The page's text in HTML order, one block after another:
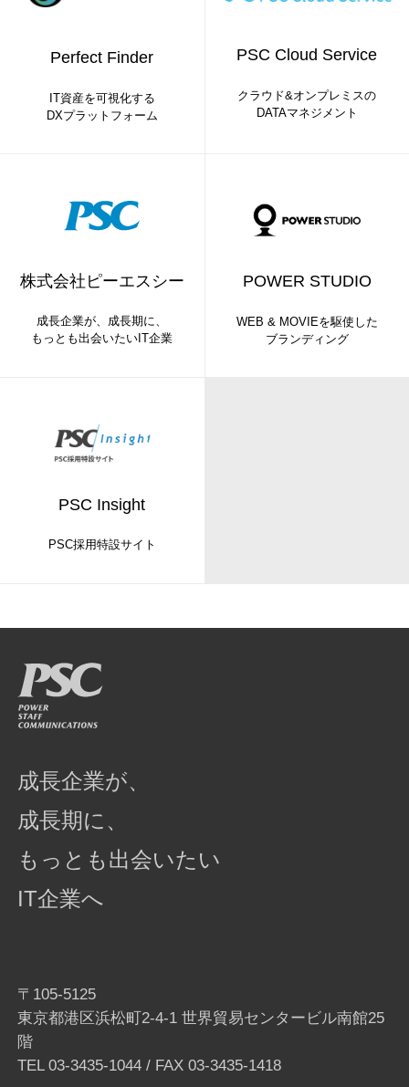
Perfect Finder
IT資産を可視化する
DXプラットフォーム
PSC Cloud Service
クラウド&オンプレミスの
DATAマネジメント
株式会社ピーエスシー
成長企業が、成長期に、
もっとも出会いたいIT企業
POWER STUDIO
WEB & MOVIEを駆使した
ブランディング
PSC Insight
PSC採用特設サイト
成長企業が、
成長期に、
もっとも出会いたい
IT企業へ
〒105-5125
東京都港区浜松町2-4-1 世界貿易センタービル南館25
階
TEL03-3435-1044/ FAX 03-3435-1418